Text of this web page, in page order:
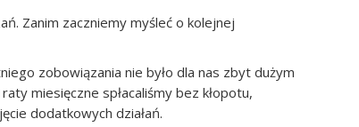
Zanim zaczniemy myśleć o kolejnej
zobowiązania nie było dla nas zbyt dużym
miesięczne spłacaliśmy bez kłopotu,
dodatkowych działań.